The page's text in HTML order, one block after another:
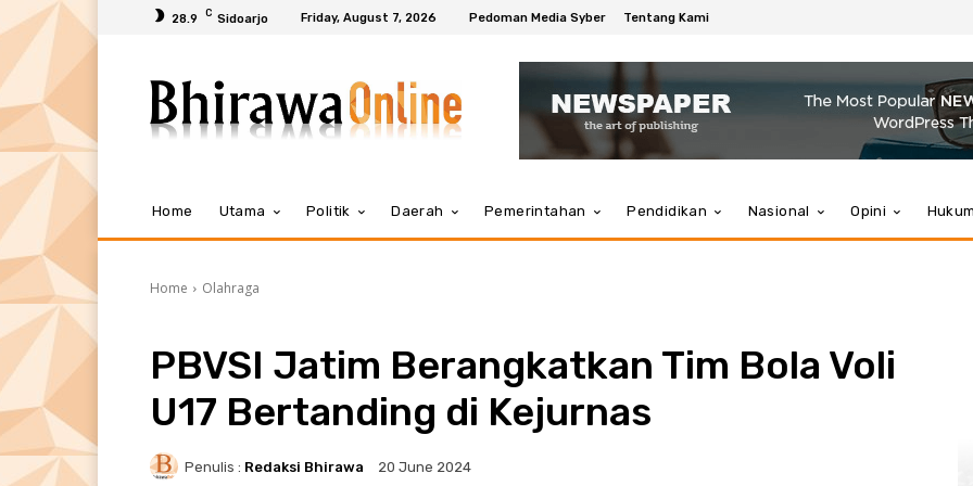
28.9 C Sidoarjo Friday, August 7, 2026 Pedoman Media Syber Tentang Kami
Home Utama Politik Daerah Pemerintahan Pendidikan Nasional Opini
Home Olahraga
PBVSI Jatim Berangkatkan Tim Bola Voli
U17 Bertanding di Kejurnas
Penulis : Redaksi Bhirawa 20 June 2024